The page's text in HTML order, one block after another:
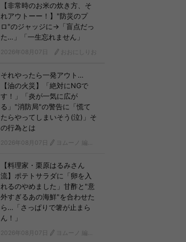
【非常時のお米の炊き方、そ
れアウトーー！】"防災のプ
ロ"のジャッジに→「盲点だっ
た…」「一生忘れません」
2026年08月07日 おおにしりお
それやったら一発アウト…
【油の火災】「絶対にNGで
す！」「炎が一気に広が
る」"消防局"の警告に「慌て
たらやってしまいそう(泣)」そ
の行為とは
2026年08月07日 ヨムーノ 編集部
【料理家・栗原はるみさん
流】ポテトサラダに「卵を入
れるのやめました」甘酢と"意
外すぎるあの海鮮"を合わせた
ら…「さっぱりで箸が止まら
ん！」
2026年08月07日 ヨムーノ 編集部